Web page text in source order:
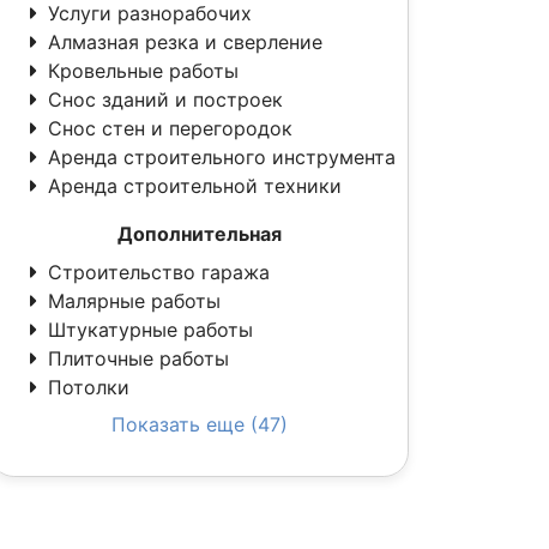
Услуги разнорабочих
Алмазная резка и сверление
Кровельные работы
Снос зданий и построек
Снос стен и перегородок
Аренда строительного инструмента
Аренда строительной техники
Дополнительная
Строительство гаража
Малярные работы
Штукатурные работы
Плиточные работы
Потолки
Показать еще (47)